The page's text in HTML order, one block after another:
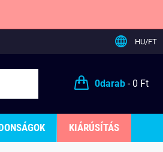
HU/FT
0darab- 0 Ft
KIÁRÚSÍTÁS